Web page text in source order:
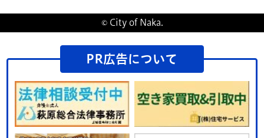
© City of Naka.
PR広告について